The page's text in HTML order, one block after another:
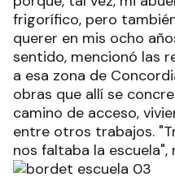
frigorífico, pero
querer en mis ocho
sentido, mencionó las
a esa zona de
obras que allí se
camino de acceso,
entre otros trabajos.
nos faltaba la escuela",